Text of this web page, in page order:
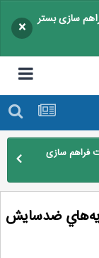
سازی بستر
×
سازی
ضدسايش